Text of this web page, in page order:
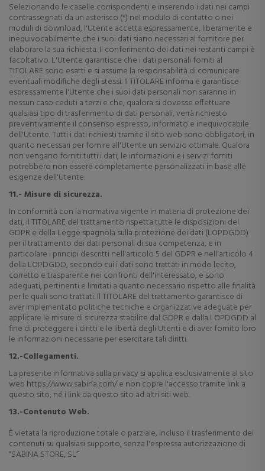
Selezionando le caselle corrispondenti e inserendo i dati nei campi
contrassegnati da un asterisco (*) nel modulo di contatto o nei
moduli di download, l'Utente accetta espressamente, liberamente e
inequivocabilmente che i suoi dati siano necessari al fornitore per
elaborare la sua richiesta. Il conferimento dei dati nei restanti campi è
facoltativo. L'Utente garantisce che i dati personali forniti al
TITOLARE sono esatti e si assume la responsabilità di comunicare
eventuali modifiche degli stessi. Il TITOLARE informa e garantisce
espressamente l'Utente che i suoi dati personali non saranno in
nessun caso ceduti a terzi e che, qualora si dovesse effettuare
qualsiasi tipo di trasferimento di dati personali, verrà richiesto
preventivamente il consenso espresso, informato e inequivocabile
dell'Utente. Tutti i dati richiesti tramite il sito web sono obbligatori, in
quanto necessari per fornire all'Utente un servizio ottimale. Qualora
non vengano forniti tutti i dati, le informazioni e i servizi forniti
potrebbero non essere completamente personalizzati in base alle
esigenze dell'Utente.
11.- Misure di sicurezza.
In conformità con la normativa vigente in materia di protezione dei
dati, il TITOLARE del trattamento rispetta tutte le disposizioni del
GDPR e della Legge spagnola sulla protezione dei dati (LOPDGDD)
per il trattamento dei dati personali di sua competenza, e in
particolare i principi descritti nell'articolo 5 del GDPR e nell'articolo 4
della LOPDGDD, secondo cui i dati sono trattati in modo lecito,
corretto e trasparente nei confronti dell'interessato, e sono
adeguati, pertinenti e limitati a quanto necessario rispetto alle finalità
per le quali sono trattati. Il TITOLARE del trattamento garantisce di
aver implementato politiche tecniche e organizzative adeguate per
applicare le misure di sicurezza stabilite dal GDPR e dalla LOPDGDD al
fine di proteggere i diritti e le libertà degli Utenti e di aver fornito loro
le informazioni necessarie per esercitare tali diritti.
12.-Collegamenti.
La presente informativa sulla privacy si applica esclusivamente al sito
web https://www.sabina.com/ e non copre l'accesso tramite link a
questo sito, né i link da questo sito ad altri siti web.
13.-Contenuto Web.
È vietata la riproduzione totale o parziale, incluso il trasferimento dei
contenuti su qualsiasi supporto, senza l'espressa autorizzazione di
“SABINA STORE, SL”